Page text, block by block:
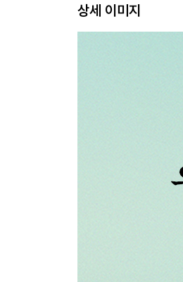
씨앗을 짓이겨서는 안
내 인생은 내가 선택
그의 외로움, 그의 새
돌아갈 곳이 있다는
4장. 휴식이 필요한
상세 이미지